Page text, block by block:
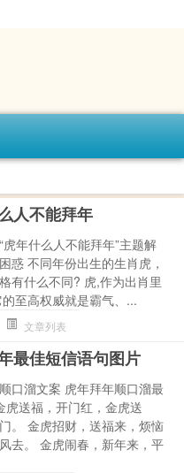
人不能拜年
虎年什么人不能拜年”主题解
惑 不同年份出生的生肖虎，
有什么不同? 虎,作为出肖里
至高权威就是霸气、...
文章列表
最佳短信语句图片
口溜文案 虎年拜年顺口溜最
虎送福，开门红，金虎送
。 金虎招财，送福来，烦恼
去。 金虎闹春，新年来，平